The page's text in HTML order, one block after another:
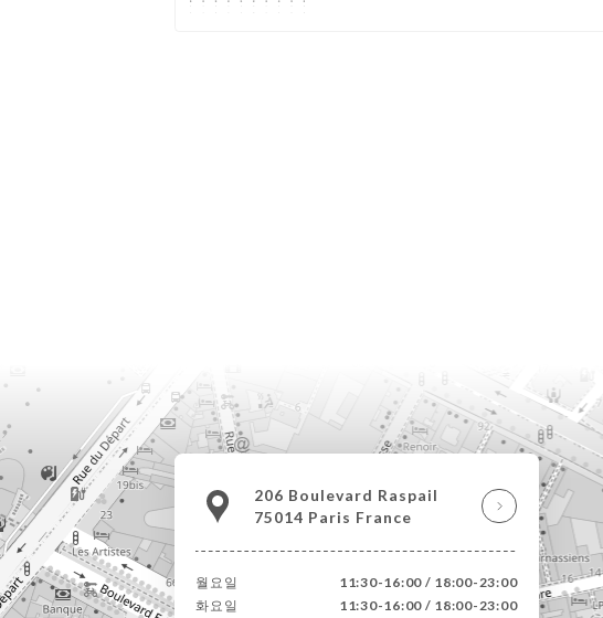
206 Boulevard Raspail
75014 Paris France
월요일
11:30-16:00 / 18:00-23:00
화요일
11:30-16:00 / 18:00-23:00